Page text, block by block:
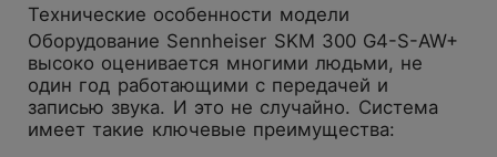
Технические особенности модели
Оборудование Sennheiser SKM 300 G4-S-AW+
высоко оценивается многими людьми, не
один год работающими с передачей и
записью звука. И это не случайно. Система
имеет такие ключевые преимущества: